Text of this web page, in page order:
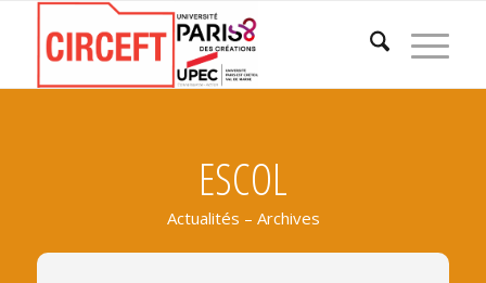
ESCOL
Actualités – Archives